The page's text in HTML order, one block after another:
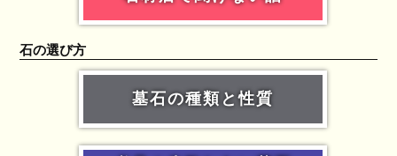
石の選び方
墓石の種類と性質